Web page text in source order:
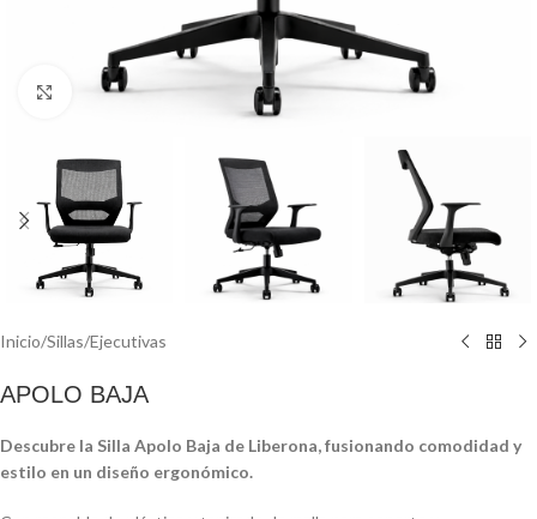
Click to enlarge
Inicio/Sillas/Ejecutivas
APOLO BAJA
Descubre la Silla Apolo Baja de Liberona, fusionando comodidad y
estilo en un diseño ergonómico.